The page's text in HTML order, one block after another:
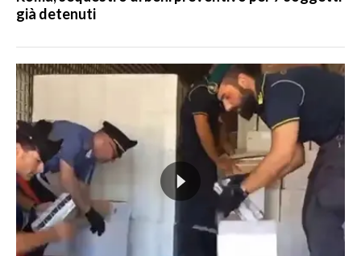
già detenuti